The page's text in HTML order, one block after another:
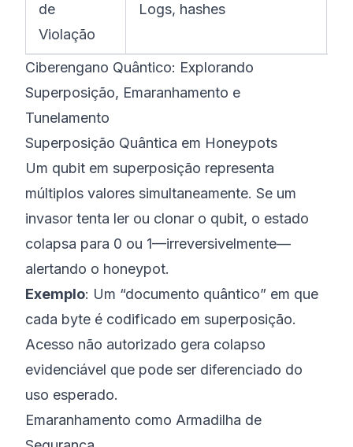
de
Violação
Logs, hashes
Ciberengano Quântico: Explorando
Superposição, Emaranhamento e
Tunelamento
Superposição Quântica em Honeypots
Um qubit em superposição representa
múltiplos valores simultaneamente. Se um
invasor tenta ler ou clonar o qubit, o estado
colapsa para 0 ou 1—irreversivelmente—
alertando o honeypot.
Exemplo: Um “documento quântico” em que
cada byte é codificado em superposição.
Acesso não autorizado gera colapso
evidenciável que pode ser diferenciado do
uso esperado.
Emaranhamento como Armadilha de